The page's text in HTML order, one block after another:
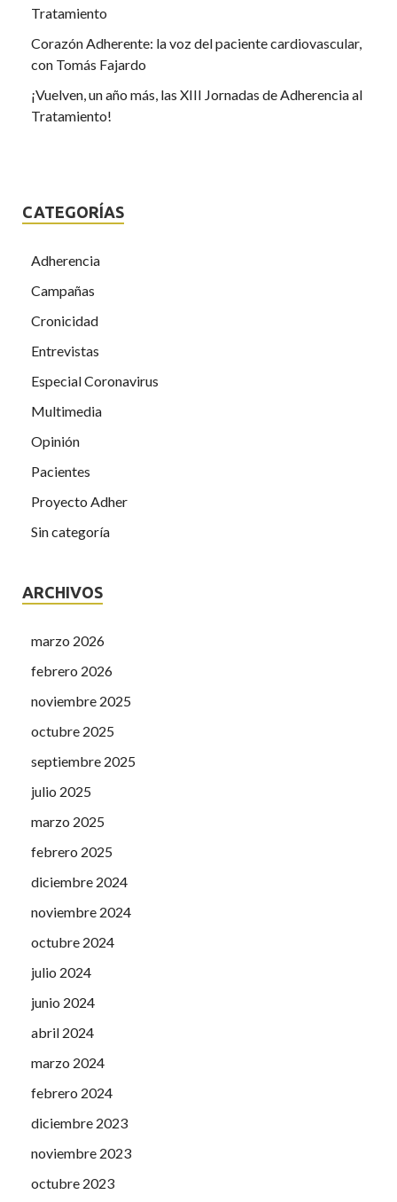
Tratamiento
Corazón Adherente: la voz del paciente cardiovascular,
con Tomás Fajardo
¡Vuelven, un año más, las XIII Jornadas de Adherencia al
Tratamiento!
CATEGORÍAS
Adherencia
Campañas
Cronicidad
Entrevistas
Especial Coronavirus
Multimedia
Opinión
Pacientes
Proyecto Adher
Sin categoría
ARCHIVOS
marzo 2026
febrero 2026
noviembre 2025
octubre 2025
septiembre 2025
julio 2025
marzo 2025
febrero 2025
diciembre 2024
noviembre 2024
octubre 2024
julio 2024
junio 2024
abril 2024
marzo 2024
febrero 2024
diciembre 2023
noviembre 2023
octubre 2023